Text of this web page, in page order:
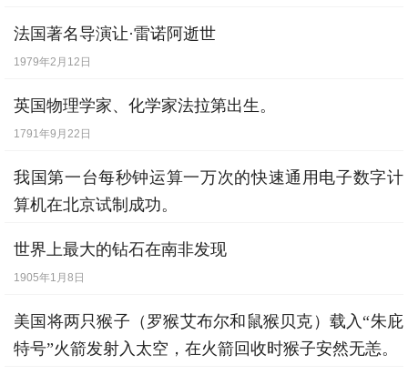
法国著名导演让·雷诺阿逝世
1979年2月12日
英国物理学家、化学家法拉第出生。
1791年9月22日
我国第一台每秒钟运算一万次的快速通用电子数字计
算机在北京试制成功。
世界上最大的钻石在南非发现
1905年1月8日
美国将两只猴子（罗猴艾布尔和鼠猴贝克）载入“朱庇
特号”火箭发射入太空，在火箭回收时猴子安然无恙。